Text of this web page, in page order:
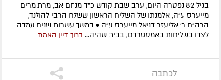
בגיל 82 נפטרה היום, ערב שבת קודש כ"ד מנחם אב, מרת מרים
מייערס ע"ה, אלמנתו של השליח הראשון ששלח הרבי להולנד,
הרה"ח ר' אליעזר דניאל מייערס ע"ה • במשך עשרות שנים עמדה
לצדו בשליחות באמסטרדם, בבית שהיה... ברוך דיין האמת
לכתבה